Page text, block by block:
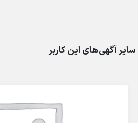
سایر آگهی‌های این کاربر